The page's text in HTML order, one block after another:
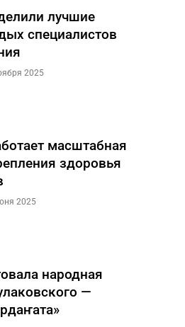
лучшие
специалистов
2025
масштабная
здоровья
2025
народная
—